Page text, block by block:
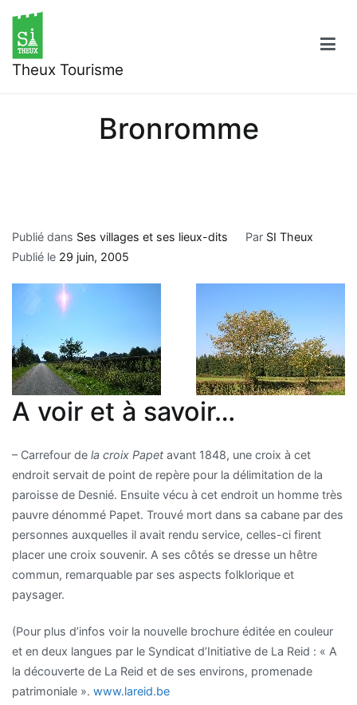
contenu
Theux Tourisme
Bronromme
Publié dans Ses villages et ses lieux-dits Par SI Theux
Publié le 29 juin, 2005
A voir et à savoir…
– Carrefour de la croix Papet avant 1848, une croix à cet
endroit servait de point de repère pour la délimitation de la
paroisse de Desnié. Ensuite vécu à cet endroit un homme très
pauvre dénommé Papet. Trouvé mort dans sa cabane par des
personnes auxquelles il avait rendu service, celles-ci firent
placer une croix souvenir. A ses côtés se dresse un hêtre
commun, remarquable par ses aspects folklorique et
paysager.
(Pour plus d’infos voir la nouvelle brochure éditée en couleur
et en deux langues par le Syndicat d’Initiative de La Reid : « A
la découverte de La Reid et de ses environs, promenade
patrimoniale ». www.lareid.be